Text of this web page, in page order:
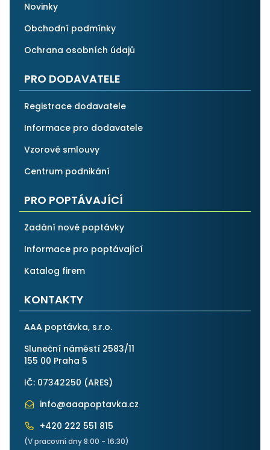
Novinky
Obchodní podmínky
Ochrana osobních údajů
PRO DODAVATELE
Registrace dodavatele
Informace pro dodavatele
Vzorové smlouvy
Centrum podnikání
PRO POPTÁVAJÍCÍ
Zadání nové poptávky
Informace pro poptávající
Katalog firem
KONTAKTY
AAA poptávka, s.r.o.
Sluneční náměstí 2583/11
155 00 Praha 5
IČ: 07342250 (ARES)
info@aaapoptavka.cz
+420 222 551 815
(V pracovní dny 8:00 - 16:30)